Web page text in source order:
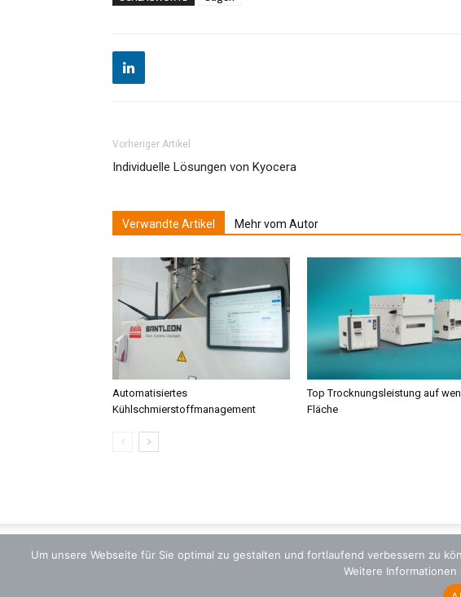
Vorheriger Artikel
Individuelle Lösungen von Kyocera
Verwandte Artikel Mehr vom Autor
Automatisiertes
Kühlschmierstoffmanagement
Top Trocknungsleistung auf
Fläche
Um unsere Webseite für Sie optimal zu gestalten und fortlaufend verbessern zu
Weitere